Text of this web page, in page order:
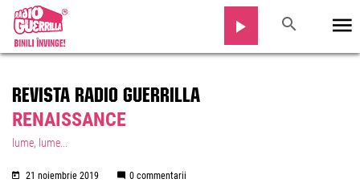
REVISTA RADIO GUERRILLA
RENAISSANCE
lume, lume...
21 noiembrie 2019 0 commentarii